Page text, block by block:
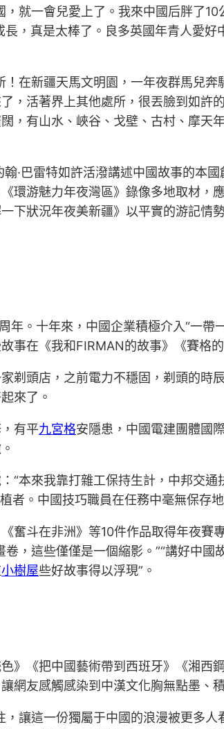
，就一會兒愛上了。我來中國后胖了
，真是太棒了。良多英國年青人愛
！在新疆天馬文明園，一年夜群馬兒
，活著界上其他處所，很丟臉到如許
，有山水、峽谷、戈壁、古村、摩天
·巴雷特如許活潑講述中國故事的本
環游魅力年夜灣區》錄像多地取材
下狀況年夜美新疆》以平實的游記
年。十年來，中國企業積極介入“一
事在《我和FIRMAN的故事》《賽格
剃頭店，之前電力不穩固，剃頭的時
來了。
有平九宮格安隱患，中國電建團體國
“本來我靠打雜工保持生計，中邦交
者。中國技巧職員在任務中毫無保存
奮斗在非洲》等10件作品取得年夜賽
卷，這些僅僅是一個縮影。”“講好中國
小樹屋些好故事得以浮現”。
色》《把中國藝術帶到西班牙》《湘
讓網友感觸感染到中漢文化胸無點墨、
，讓這一份獨屬于中國的浪漫被更多